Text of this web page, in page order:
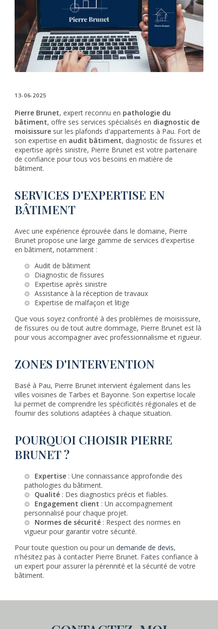
13-06-2025
Pierre Brunet, expert reconnu en pathologie du
bâtiment, offre ses services spécialisés en diagnostic de
moisissure sur les plafonds d'appartements à Pau. Fort de
son expertise en audit bâtiment, diagnostic de fissures et
expertise après sinistre, Pierre Brunet est votre partenaire
de confiance pour tous vos besoins en matière de
bâtiment.
SERVICES D'EXPERTISE EN
BÂTIMENT
Avec une expérience éprouvée dans le domaine, Pierre
Brunet propose une large gamme de services d'expertise
en bâtiment, notamment :
Audit de bâtiment
Diagnostic de fissures
Expertise après sinistre
Assistance à la réception de travaux
Expertise de malfaçon et litige
Que vous soyez confronté à des problèmes de moisissure,
de fissures ou de tout autre dommage, Pierre Brunet est là
pour vous accompagner avec professionnalisme et rigueur.
ZONES D'INTERVENTION
Basé à Pau, Pierre Brunet intervient également dans les
villes voisines de Tarbes et Bayonne. Son expertise locale
lui permet de comprendre les spécificités régionales et de
fournir des solutions adaptées à chaque situation.
POURQUOI CHOISIR PIERRE
BRUNET ?
Expertise : Une connaissance approfondie des
pathologies du bâtiment.
Qualité : Des diagnostics précis et fiables.
Engagement client : Un accompagnement
personnalisé pour chaque projet.
Normes de sécurité : Respect des normes en
vigueur pour garantir votre sécurité.
Pour toute question ou pour un demande de devis,
n'hésitez pas à contacter Pierre Brunet. Faites confiance à
un expert pour assurer la pérennité et la sécurité de votre
bâtiment.